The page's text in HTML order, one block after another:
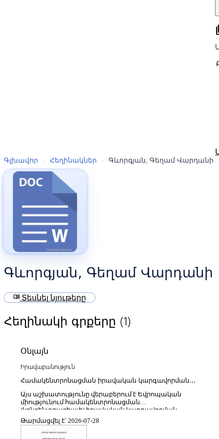
Գլխավոր › Հեղինակներ › Գևորգյան, Գեղամ Վարդանի
Գևորգյան, Գեղամ Վարդանի
menu_book Տեսնել նյութերը
Հեղինակի գրքերը (1)
Օնլայն
Իրավաբանություն
Համակենտրոնացման իրավական կարգավորման
Այս աշխատությունը վերաբերում է Եվրոպական
միությունում համակենտրոնացման
(կոնցենտրացիայի) իրավական կարգավորման
հիմնախնդիրների ուսումնասիրությանը՝ ընդգծելով
մրցակցային իրավունքի, շուկաների ազատ
գործունեության և տնտեսական ուժերի
Թարմացվել է՝ 2026-07-28